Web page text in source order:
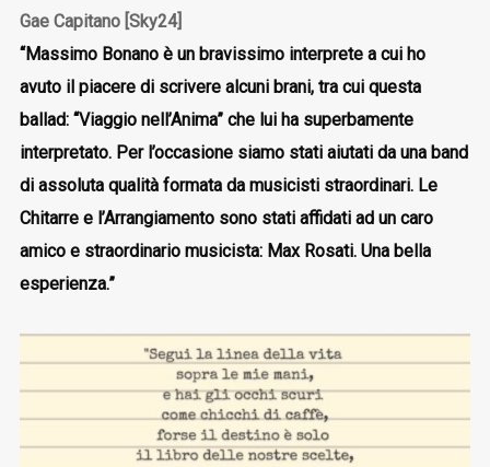
Gae Capitano [Sky24]
“Massimo Bonano è un bravissimo interprete a cui ho
avuto il piacere di scrivere alcuni brani, tra cui questa
ballad: “Viaggio nell’Anima” che lui ha superbamente
interpretato. Per l’occasione siamo stati aiutati da una band
di assoluta qualità formata da musicisti straordinari. Le
Chitarre e l’Arrangiamento sono stati affidati ad un caro
amico e straordinario musicista: Max Rosati. Una bella
esperienza.”